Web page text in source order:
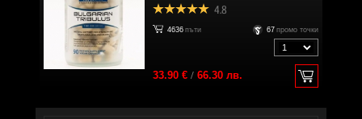
4.8
4636 пъти 67 промо точки
33.90 €/ 66.30 лв.